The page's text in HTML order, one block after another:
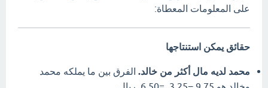
على المعلومات المعطاة:
حقائق يمكن استنتاجها
محمد لديه مال أكثر من خالد. الفرق بين ما يملكه محمد